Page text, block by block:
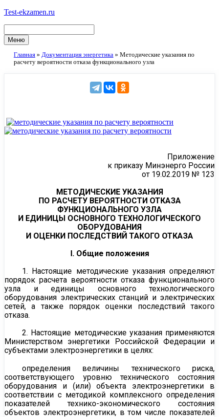
Перейти
Test-ekzamen.ru
Меню
Главная » Документация энергетика » Методические указания по
расчету вероятности отказа функционального узла
Приложение
к приказу Минэнерго России
от 19.02.2019 № 123
МЕТОДИЧЕСКИЕ УКАЗАНИЯ
ПО РАСЧЕТУ ВЕРОЯТНОСТИ ОТКАЗА
ФУНКЦИОНАЛЬНОГО УЗЛА
И ЕДИНИЦЫ ОСНОВНОГО ТЕХНОЛОГИЧЕСКОГО
ОБОРУДОВАНИЯ
И ОЦЕНКИ ПОСЛЕДСТВИЙ ТАКОГО ОТКАЗА
I. Общие положения
1. Настоящие методические указания определяют
порядок расчета вероятности отказа функционального
узла и единицы основного технологического
оборудования электрических станций и электрических
сетей, а также порядок оценки последствий такого
отказа.
2. Настоящие методические указания применяются
Министерством энергетики Российской Федерации и
субъектами электроэнергетики в целях:
определения величины технического риска,
соответствующего уровню технического состояния
оборудования и (или) объекта электроэнергетики в
соответствии с методикой комплексного определения
показателей технико-экономического состояния
объектов электроэнергетики, в том числе показателей